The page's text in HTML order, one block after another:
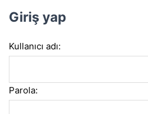
Giriş yap
Kullanıcı adı:
Parola: